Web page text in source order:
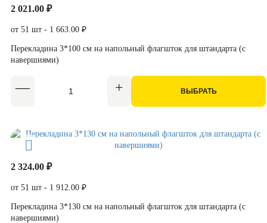
2 021.00 ₽
от 51 шт - 1 663.00 ₽
Перекладина 3*100 см на напольный флагшток для штандарта (с
навершиями)
ВЫБРАТЬ
2 324.00 ₽
от 51 шт - 1 912.00 ₽
Перекладина 3*130 см на напольный флагшток для штандарта (с
навершиями)